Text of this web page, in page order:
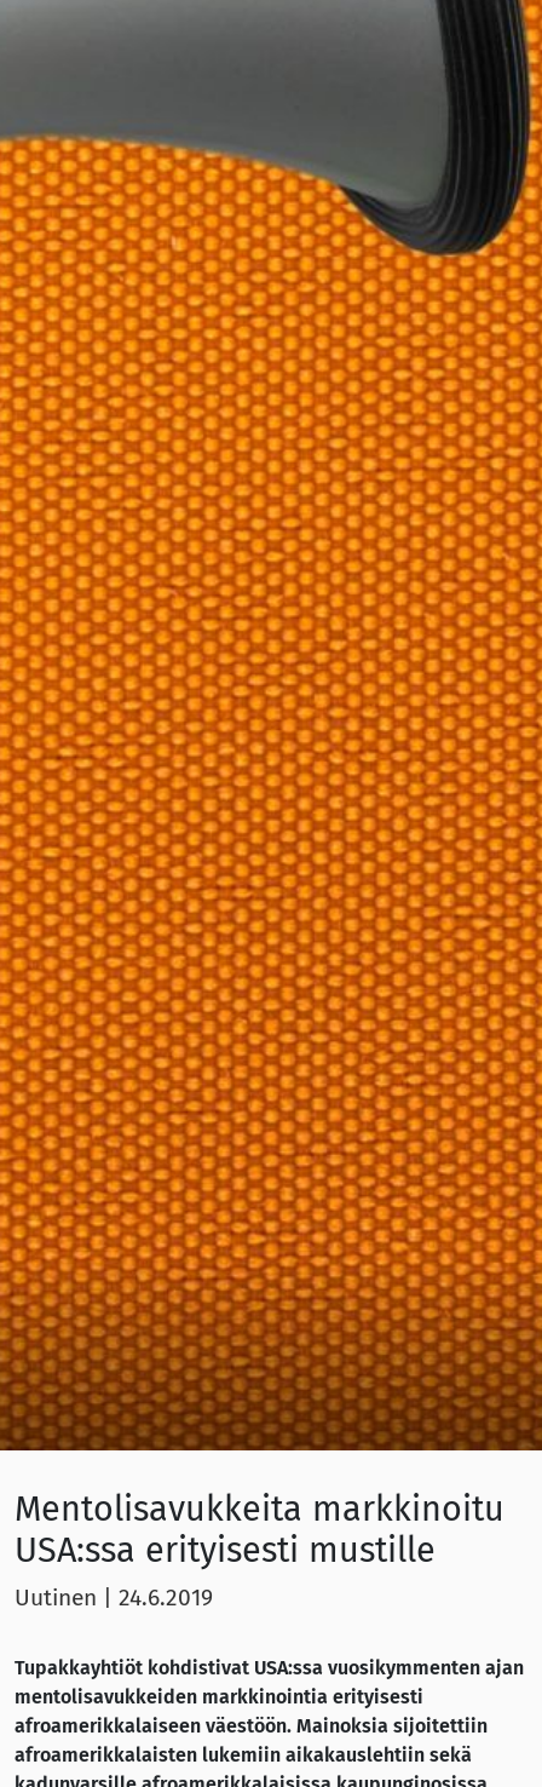
Mentolisavukkeita markkinoitu
USA:ssa erityisesti mustille
Uutinen 24.6.2019
Tupakkayhtiöt kohdistivat USA:ssa vuosikymmenten ajan
mentolisavukkeiden markkinointia erityisesti
afroamerikkalaiseen väestöön. Mainoksia sijoitettiin
afroamerikkalaisten lukemiin aikakauslehtiin sekä